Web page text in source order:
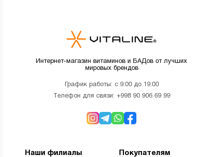
Интернет-магазин витаминов и БАДов от лучших
мировых брендов
График работы: с 9:00 до 19:00
Телефон для связи: +998 90 906 69 99
Наши филиалы Покупателям